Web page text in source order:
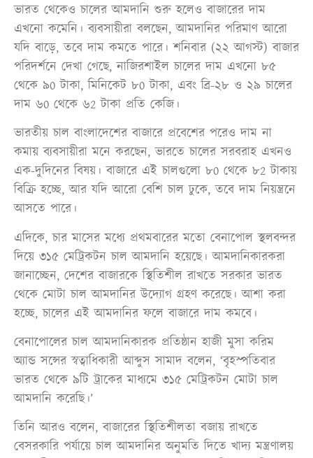
ভারত থেকেও চালের আমদানি শুরু হলেও বাজারের দাম
এখনো কমেনি। ব্যবসায়ীরা বলছেন, আমদানির পরিমাণ আরো
যদি বাড়ে, তবে দাম কমতে পারে। শনিবার (২২ আগস্ট) বাজার
পরিদর্শনে দেখা গেছে, নাজিরশাইল চালের দাম এখনো ৮৫
থেকে ৯0 টাকা, মিনিকেট ৮0 টাকা, এবং ব্রি-২৮ ও ২৯ চালের
দাম ৬0 থেকে ৬2 টাকা প্রতি কেজি।
ভারতীয় চাল বাংলাদেশের বাজারে প্রবেশের পরেও দাম না
কমায় ব্যবসায়ীরা মনে করছেন, ভারতে চালের সরবরাহ এখনও
এক-দুদিনের বিষয়। বাজারে এই চালগুলো ৮0 থেকে ৮2 টাকায়
বিক্রি হচ্ছে, আর যদি আরো বেশি চাল ঢুকে, তবে দাম নিয়ন্ত্রনে
আসতে পারে।
এদিকে, চার মাসের মধ্যে প্রথমবারের মতো বেনাপোল স্থলবন্দর
দিয়ে ৩১৫ মেট্রিকটন চাল আমদানি হয়েছে। আমদানিকারকরা
জানাচ্ছেন, দেশের বাজারকে স্থিতিশীল রাখতে সরকার ভারত
থেকে মোটা চাল আমদানির উদ্যোগ গ্রহণ করেছে। আশা করা
হচ্ছে, চালের এই আমদানির ফলে বাজারে দাম কমবে।
বেনাপোলের চাল আমদানিকারক প্রতিষ্ঠান হাজী মুসা করিম
অ্যান্ড সন্সের স্বত্বাধিকারী আব্দুস সামাদ বলেন, ‘বৃহস্পতিবার
ভারত থেকে ৯টি ট্রাকের মাধ্যমে ৩১৫ মেট্রিকটন মোটা চাল
আমদানি করেছি।’
তিনি আরও বলেন, বাজারের স্থিতিশীলতা বজায় রাখতে
বেসরকারি পর্যায়ে চাল আমদানির অনুমতি দিতে খাদ্য মন্ত্রণালয়